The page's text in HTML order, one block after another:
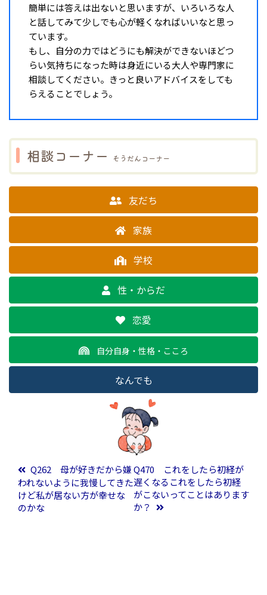
簡単には答えは出ないと思いますが、いろいろな人
と話してみて少しでも心が軽くなればいいなと思っ
ています。
もし、自分の力ではどうにも解決ができないほどつ
らい気持ちになった時は身近にいる大人や専門家に
相談してください。きっと良いアドバイスをしても
らえることでしょう。
相談コーナー そうだんコーナー
友だち
家族
学校
性・からだ
恋愛
自分自身・性格・こころ
なんでも
投稿ナビゲーション
Q262 母が好きだから嫌
われないように我慢してきた
けど私が居ない方が幸せな
のかな
Q470 これをしたら初経が
遅くなるこれをしたら初経
がこないってことはあります
か？